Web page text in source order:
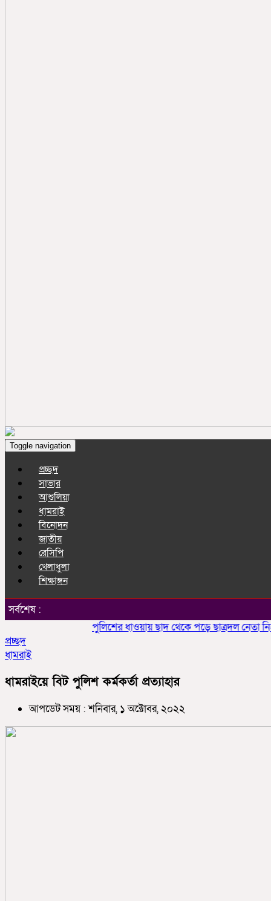
Toggle navigation
প্রচ্ছদ
সাভার
আশুলিয়া
ধামরাই
বিনোদন
জাতীয়
রেসিপি
খেলাধুলা
শিক্ষাঙ্গন
সর্বশেষ :
পুলিশের ধাওয়ায় ছাদ থেকে পড়ে ছাত্রদল নেতা
প্রচ্ছদ
ধামরাই
ধামরাইয়ে বিট পুলিশ কর্মকর্তা প্রত্যাহার
আপডেট সময় : শনিবার, ১ অক্টোবর, ২০২২